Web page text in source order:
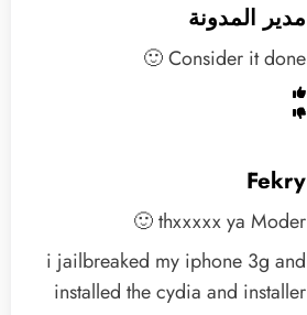
مدير المدونة
Consider it done 🙂
Fekry
thxxxxx ya Moder 🙂
i jailbreaked my iphone 3g and
installed the cydia and installer